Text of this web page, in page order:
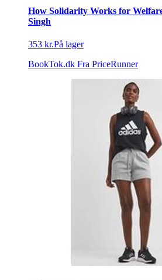
How Solidarity Works for
Singh
353 kr.På lager
BookTok.dk Fra PriceRunner